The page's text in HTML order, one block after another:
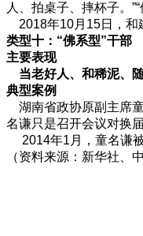
人、拍桌子、摔杯子。
2018年10月15日，和
类型十：“佛系型”干部
主要表现
当老好人、和稀泥、
典型案例
湖南省政协原副主席
名谦只是召开会议对换
2014年1月，童名谦被
（资料来源：新华社、